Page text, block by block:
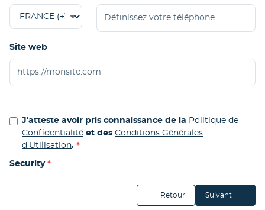
Site web
J'atteste avoir pris connaissance de la Politique de
Confidentialité et des Conditions Générales
d'Utilisation.
Security
Retour Suivant